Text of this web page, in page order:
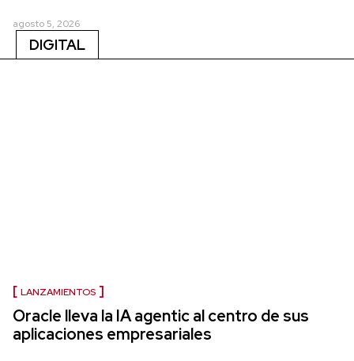
agosto 5, 2026
DIGITAL
LANZAMIENTOS
Oracle lleva la IA agentic al centro de sus
aplicaciones empresariales